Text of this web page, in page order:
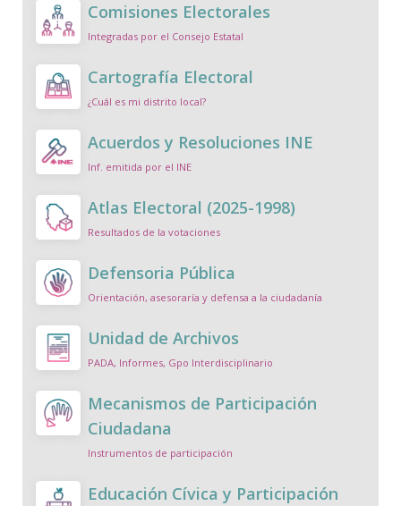
Comisiones Electorales
Integradas por el Consejo Estatal
Cartografía Electoral
¿Cuál es mi distrito local?
Acuerdos y Resoluciones INE
Inf. emitida por el INE
Atlas Electoral (2025-1998)
Resultados de la votaciones
Defensoria Pública
Orientación, asesoraría y defensa a la ciudadanía
Unidad de Archivos
PADA, Informes, Gpo Interdisciplinario
Mecanismos de Participación
Ciudadana
Instrumentos de participación
Educación Cívica y Participación